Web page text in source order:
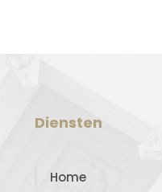
Diensten
Home